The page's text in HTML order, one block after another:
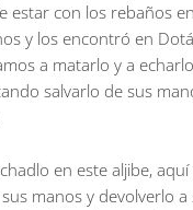
estar con los rebaños
y los encontró en
a matarlo y a
salvarlo de sus
en este aljibe,
manos y devolverlo a